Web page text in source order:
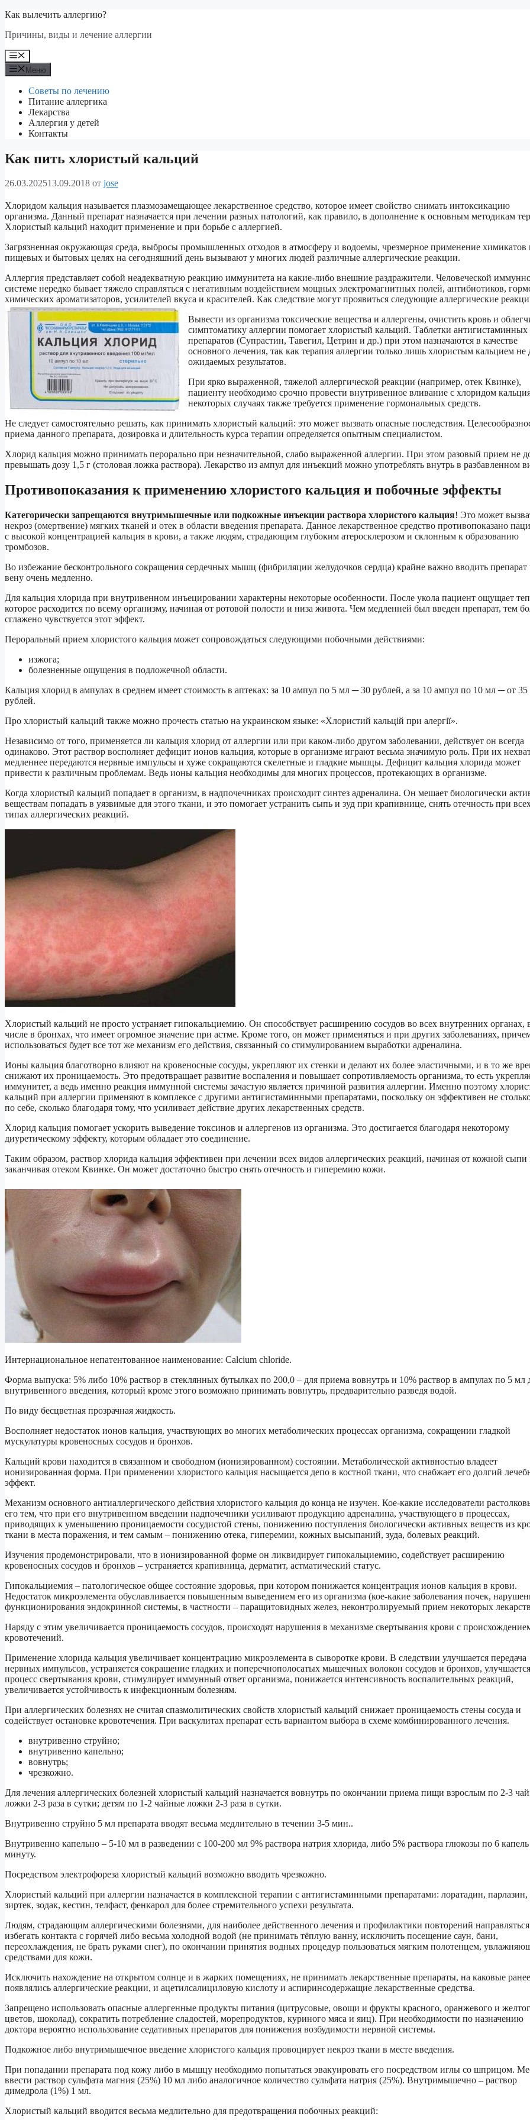
Перейти
содержимому
Как вылечить аллергию?
Причины, виды и лечение аллергии
Меню
Меню
Советы по лечению
Питание аллергика
Лекарства
Аллергия у детей
Контакты
Как пить хлористый кальций
26.03.202513.09.2018 от jose
Хлоридом кальция называется плазмозамещающее лекарственное средство, которое имеет свойство снимать интоксикацию
организма. Данный препарат назначается при лечении разных патологий, как правило, в дополнение к основным методикам
Хлористый кальций находит применение и при борьбе с аллергией.
Загрязненная окружающая среда, выбросы промышленных отходов в атмосферу и водоемы, чрезмерное применение химикатов
пищевых и бытовых целях на сегодняшний день вызывают у многих людей различные аллергические реакции.
Аллергия представляет собой неадекватную реакцию иммунитета на какие-либо внешние раздражители. Человеческой
системе нередко бывает тяжело справляться с негативным воздействием мощных электромагнитных полей, антибиотиков,
химических ароматизаторов, усилителей вкуса и красителей. Как следствие могут проявиться следующие аллергические
Вывести из организма токсические вещества и аллергены, очистить кровь и
симптоматику аллергии помогает хлористый кальций. Таблетки антигистаминных
препаратов (Супрастин, Тавегил, Цетрин и др.) при этом назначаются в качестве
основного лечения, так как терапия аллергии только лишь хлористым кальцием не
ожидаемых результатов.
При ярко выраженной, тяжелой аллергической реакции (например, отек Квинке),
пациенту необходимо срочно провести внутривенное вливание с хлоридом
некоторых случаях также требуется применение гормональных средств.
Не следует самостоятельно решать, как принимать хлористый кальций: это может вызвать опасные последствия.
приема данного препарата, дозировка и длительность курса терапии определяется опытным специалистом.
Хлорид кальция можно принимать перорально при незначительной, слабо выраженной аллергии. При этом разовый прием не
превышать дозу 1,5 г (столовая ложка раствора). Лекарство из ампул для инъекций можно употреблять внутрь в разбавленном
Противопоказания к применению хлористого кальция и побочные эффекты
Категорически запрещаются внутримышечные или подкожные инъекции раствора хлористого кальция! Это может
некроз (омертвение) мягких тканей и отек в области введения препарата. Данное лекарственное средство противопоказано
с высокой концентрацией кальция в крови, а также людям, страдающим глубоким атеросклерозом и склонным к образованию
тромбозов.
Во избежание бесконтрольного сокращения сердечных мышц (фибриляции желудочков сердца) крайне важно вводить препарат
вену очень медленно.
Для кальция хлорида при внутривенном инъецировании характерны некоторые особенности. После укола пациент ощущает
которое расходится по всему организму, начиная от ротовой полости и низа живота. Чем медленней был введен препарат, тем
сглажено чувствуется этот эффект.
Пероральный прием хлористого кальция может сопровождаться следующими побочными действиями:
изжога;
болезненные ощущения в подложечной области.
Кальция хлорид в ампулах в среднем имеет стоимость в аптеках: за 10 ампул по 5 мл ─ 30 рублей, а за 10 ампул по 10 мл ─ от 35
рублей.
Про хлористый кальций также можно прочесть статью на украинском языке: «Хлористий кальцій при алергії».
Независимо от того, применяется ли кальция хлорид от аллергии или при каком-либо другом заболевании, действует он всегда
одинаково. Этот раствор восполняет дефицит ионов кальция, которые в организме играют весьма значимую роль. При их
медленнее передаются нервные импульсы и хуже сокращаются скелетные и гладкие мышцы. Дефицит кальция хлорида может
привести к различным проблемам. Ведь ионы кальция необходимы для многих процессов, протекающих в организме.
Когда хлористый кальций попадает в организм, в надпочечниках происходит синтез адреналина. Он мешает биологически
веществам попадать в уязвимые для этого ткани, и это помогает устранить сыпь и зуд при крапивнице, снять отечность при
типах аллергических реакций.
Хлористый кальций не просто устраняет гипокальциемию. Он способствует расширению сосудов во всех внутренних органах,
числе в бронхах, что имеет огромное значение при астме. Кроме того, он может применяться и при других заболеваниях,
использоваться будет все тот же механизм его действия, связанный со стимулированием выработки адреналина.
Ионы кальция благотворно влияют на кровеносные сосуды, укрепляют их стенки и делают их более эластичными, и в то же
снижают их проницаемость. Это предотвращает развитие воспаления и повышает сопротивляемость организма, то есть
иммунитет, а ведь именно реакция иммунной системы зачастую является причиной развития аллергии. Именно поэтому
кальций при аллергии применяют в комплексе с другими антигистаминными препаратами, поскольку он эффективен не
по себе, сколько благодаря тому, что усиливает действие других лекарственных средств.
Хлорид кальция помогает ускорить выведение токсинов и аллергенов из организма. Это достигается благодаря некоторому
диуретическому эффекту, которым обладает это соединение.
Таким образом, раствор хлорида кальция эффективен при лечении всех видов аллергических реакций, начиная от кожной сыпи
заканчивая отеком Квинке. Он может достаточно быстро снять отечность и гиперемию кожи.
Интернациональное непатентованное наименование: Calcium chloride.
Форма выпуска: 5% либо 10% раствор в стеклянных бутылках по 200,0 – для приема вовнутрь и 10% раствор в ампулах по 5 мл
внутривенного введения, который кроме этого возможно принимать вовнутрь, предварительно разведя водой.
По виду бесцветная прозрачная жидкость.
Восполняет недостаток ионов кальция, участвующих во многих метаболических процессах организма, сокращении гладкой
мускулатуры кровеносных сосудов и бронхов.
Кальций крови находится в связанном и свободном (ионизированном) состоянии. Метаболической активностью владеет
ионизированная форма. При применении хлористого кальция насыщается депо в костной ткани, что снабжает его долгий
эффект.
Механизм основного антиаллергического действия хлористого кальция до конца не изучен. Кое-какие исследователи
его тем, что при его внутривенном введении надпочечники усиливают продукцию адреналина, участвующего в процессах,
приводящих к уменьшению проницаемости сосудистой стены, понижению поступления биологически активных веществ из
ткани в места поражения, и тем самым – понижению отека, гиперемии, кожных высыпаний, зуда, болевых реакций.
Изучения продемонстрировали, что в ионизированной форме он ликвидирует гипокальциемию, содействует расширению
кровеносных сосудов и бронхов – устраняется крапивница, дерматит, астматический статус.
Гипокальциемия – патологическое общее состояние здоровья, при котором понижается концентрация ионов кальция в крови.
Недостаток микроэлемента обуславливается повышенным выведением его из организма (кое-какие заболевания почек,
функционирования эндокринной системы, в частности – паращитовидных желез, неконтролируемый прием некоторых
Наряду с этим увеличивается проницаемость сосудов, происходят нарушения в механизме свертывания крови с
кровотечений.
Применение хлорида кальция увеличивает концентрацию микроэлемента в сыворотке крови. В следствии улучшается передача
нервных импульсов, устраняется сокращение гладких и поперечнополосатых мышечных волокон сосудов и бронхов, улучшается
процесс свертывания крови, стимулирует иммунный ответ организма, понижается интенсивность воспалительных реакций,
увеличивается устойчивость к инфекционным болезням.
При аллергических болезнях не считая спазмолитических свойств хлористый кальций снижает проницаемость стены сосуда и
содействует остановке кровотечения. При васкулитах препарат есть вариантом выбора в схеме комбинированного лечения.
внутривенно струйно;
внутривенно капельно;
вовнутрь;
чрезкожно.
Для лечения аллергических болезней хлористый кальций назначается вовнутрь по окончании приема пищи взрослым по 2-3
ложки 2-3 раза в сутки; детям по 1-2 чайные ложки 2-3 раза в сутки.
Внутривенно струйно 5 мл препарата вводят весьма медлительно в течении 3-5 мин..
Внутривенно капельно – 5-10 мл в разведении с 100-200 мл 9% раствора натрия хлорида, либо 5% раствора глюкозы по 6 капель
минуту.
Посредством электрофореза хлористый кальций возможно вводить чрезкожно.
Хлористый кальций при аллергии назначается в комплексной терапии с антигистаминными препаратами: лоратадин, парлазин,
зиртек, зодак, кестин, телфаст, фенкарол для более стремительного успехи результата.
Людям, страдающим аллергическими болезнями, для наиболее действенного лечения и профилактики повторений направляться
избегать контакта с горячей либо весьма холодной водой (не принимать тёплую ванну, исключить посещение саун, бани,
переохлаждения, не брать руками снег), по окончании принятия водных процедур пользоваться мягким полотенцем,
средствами для кожи.
Исключить нахождение на открытом солнце и в жарких помещениях, не принимать лекарственные препараты, на каковые ранее
появлялись аллергические реакции, и ацетилсалициловую кислоту и аспиринсодержащие лекарственные средства.
Запрещено использовать опасные аллергенные продукты питания (цитрусовые, овощи и фрукты красного, оранжевого и
цветов, шоколад), сократить потребление сладостей, морепродуктов, куриного мяса и яиц). При необходимости по назначению
доктора вероятно использование седативных препаратов для понижения возбудимости нервной системы.
Подкожное либо внутримышечное введение хлористого кальция провоцирует некроз ткани в месте введения.
При попадании препарата под кожу либо в мышцу необходимо попытаться эвакуировать его посредством иглы со шприцом.
ввести раствор сульфата магния (25%) 10 мл либо аналогичное количество сульфата натрия (25%). Внутримышечно – раствор
димедрола (1%) 1 мл.
Хлористый кальций вводится весьма медлительно для предотвращения побочных реакций: